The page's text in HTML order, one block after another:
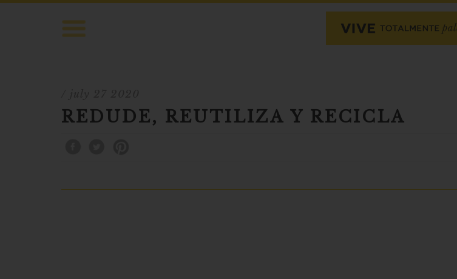
REDUDE, REUTILIZA Y RECICLA